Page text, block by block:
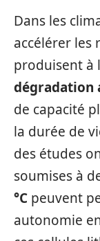
Dans les
accélérer les
produisent à
dégradation
de capacité
la durée de
des études
soumises à
°C peuvent
autonomie